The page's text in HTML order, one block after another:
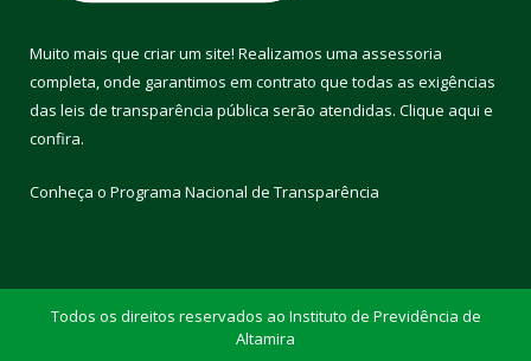
Muito mais que criar um site! Realizamos uma assessoria
completa, onde garantimos em contrato que todas as exigências
das leis de transparência pública serão atendidas. Clique aqui e
confira.
Conheça o Programa Nacional de Transparência
Todos os direitos reservados ao Instituto de Previdência de
Altamira